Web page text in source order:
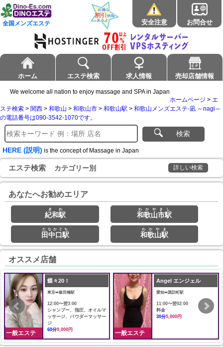
全国メンズエステ 安全注意 お問合せ
ホーム エステ検索 求人情報 売却店舗情報
We welcome all nation to enjoy massage and SPA in Japan
ホームページ > エ
ステ検索 > 関西 > 和歌山 > 和歌山市 > 和歌山駅 > 和歌山メンズエステ-凪 ～nagi～
の電話番号は090-3542-1070です。
検索
HERE (説明) is the concept of Massage in Japan
エステ検索 カテゴリー別 詳しい検索
あなたへお勧めエリア
紀和駅
きわ
和歌山市駅
わかやまし
田中口駅
たなかぐち
和歌山駅
わかやま
オススメ店舗
一般エステ
蝶々20！
東京➠飯田橋駅
12:00〜翌3:00
シャンプー、指圧、オイルマ
ッサージ、パウダーマッサー
ジ
60分9,000円 一般エステ
Angel エンジェル
愛知➠諏訪町駅
11:00〜翌02:00
料金
30分5,000円